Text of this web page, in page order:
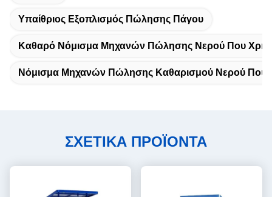
Υπαίθριος Εξοπλισμός Πώλησης Πάγου
Καθαρό Νόμισμα Μηχανών Πώλησης Νερού Που
Νόμισμα Μηχανών Πώλησης Καθαρισμού Νερού Που
ΣΧΕΤΙΚΑ ΠΡΟΪΟΝΤΑ